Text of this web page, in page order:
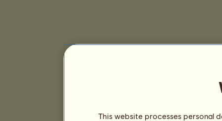
This website processes personal